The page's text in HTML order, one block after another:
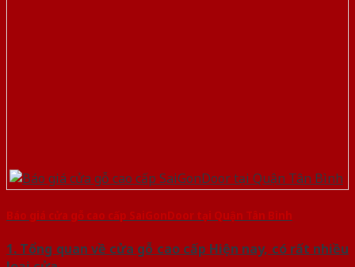
Báo giá cửa gỗ cao cấp SaiGonDoor tại Quận Tân Bình
1. Tổng quan về cửa gỗ cao cấp Hiện nay, có rất nhiều